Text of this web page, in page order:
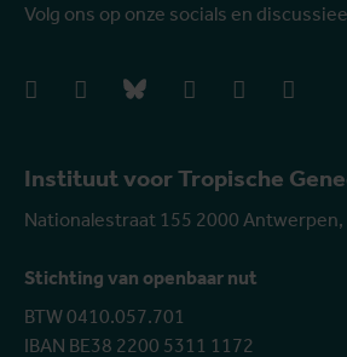
Instituut voor Tropische
Nationalestraat 155 2000 Antwerpen,
Stichting van openbaar nut
BTW 0410.057.701
IBAN BE38 2200 5311 1172
Volg ons op onze socials en
facebookinstagrambluesky linkedIn youtube